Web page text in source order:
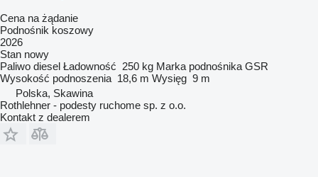
Cena na żądanie
Podnośnik koszowy
2026
Stan nowy
Paliwo diesel Ładowność 250 kg Marka podnośnika GSR
Wysokość podnoszenia 18,6 m Wysięg 9 m
Polska, Skawina
Rothlehner - podesty ruchome sp. z o.o.
Kontakt z dealerem